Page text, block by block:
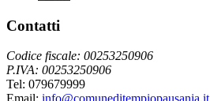
Contatti
Codice fiscale: 00253250906
P.IVA: 00253250906
Tel: 079679999